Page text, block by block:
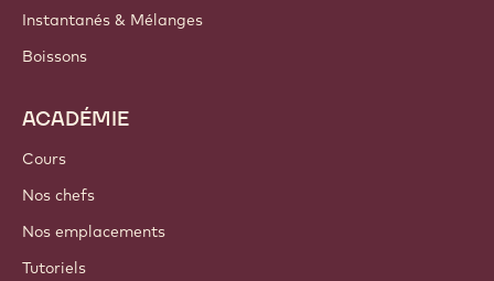
Instantanés & Mélanges
Boissons
ACADÉMIE
Cours
Nos chefs
Nos emplacements
Tutoriels